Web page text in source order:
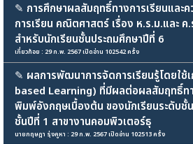
✎ การศึกษาผลสัมฤทธิ์ทางการเรียนและ
การเรียน คณิตศาสตร์ เรื่อง ห.ร.ม.และ ค
สำหรับนักเรียนชั้นประถมศึกษาปีที่ 6
เกี่ยวก้อย : 29 ก.พ. 2567 เปิดอ่าน 102542 ครั้ง
✎ ผลการพัฒนาการจัดการเรียนรู้โดยใช้
based Learning) ที่มีผลต่อผลสัมฤทธิ์ท
พิมพ์อังกฤษเบื้องต้น ของนักเรียนระดับชั้
ชั้นปีที่ 1 สาขางานคอมพิวเตอร์ธุ
นายกฤษฎา รุ่งคูหา : 29 ก.พ. 2567 เปิดอ่าน 102513 ครั้ง